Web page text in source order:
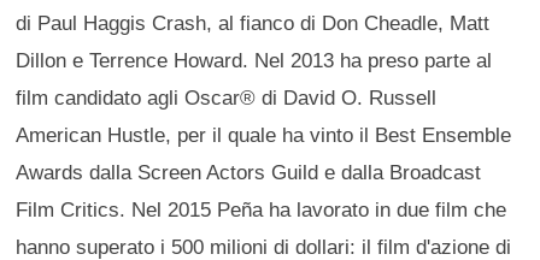
di Paul Haggis Crash, al fianco di Don Cheadle, Matt
Dillon e Terrence Howard. Nel 2013 ha preso parte al
film candidato agli Oscar® di David O. Russell
American Hustle, per il quale ha vinto il Best Ensemble
Awards dalla Screen Actors Guild e dalla Broadcast
Film Critics. Nel 2015 Peña ha lavorato in due film che
hanno superato i 500 milioni di dollari: il film d'azione di